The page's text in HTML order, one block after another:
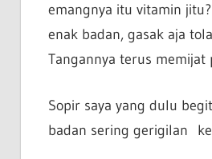
emangnya itu vitamin
enak badan, gasak aja
Tangannya terus memijat
Sopir saya yang dulu
badan sering gerigilan